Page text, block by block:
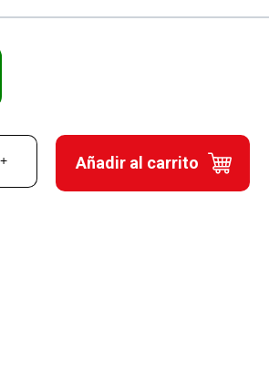
Añadir al carrito